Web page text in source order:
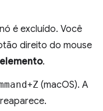
é excluído. Você
direito do mouse
.
+Z (macOS). A